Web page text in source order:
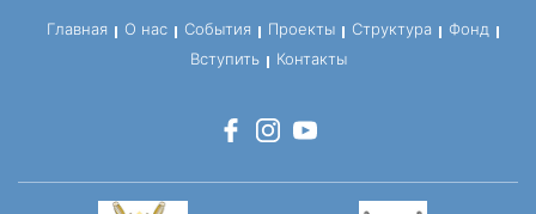
Главная О нас События Проекты Структура
Фонд
Вступить
Контакты